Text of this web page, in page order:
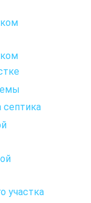
септика
участка